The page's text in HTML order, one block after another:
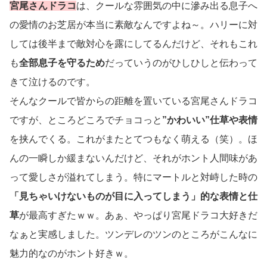
宮尾さんドラコは、クールな雰囲気の中に滲み出る息子へ
の愛情のお芝居が本当に素敵なんですよね～。ハリーに対
しては後半まで敵対心を露にしてるんだけど、それもこれ
も全部息子を守るためだっていうのがひしひしと伝わって
きて泣けるのです。
そんなクールで皆からの距離を置いている宮尾さんドラコ
ですが、ところどころでチョコっと ”かわいい”仕草や表情
を挟んでくる。これがまたとてつもなく萌える（笑）。ほ
んの一瞬しか緩まないんだけど、それがホント人間味があ
って愛しさが溢れてしまう。特にマートルと対峙した時の
「見ちゃいけないものが目に入ってしまう」的な表情と仕
草が最高すぎたｗｗ。あぁ、やっぱり宮尾ドラコ大好きだ
なぁと実感しました。ツンデレのツンのところがこんなに
魅力的なのがホント好きｗ。